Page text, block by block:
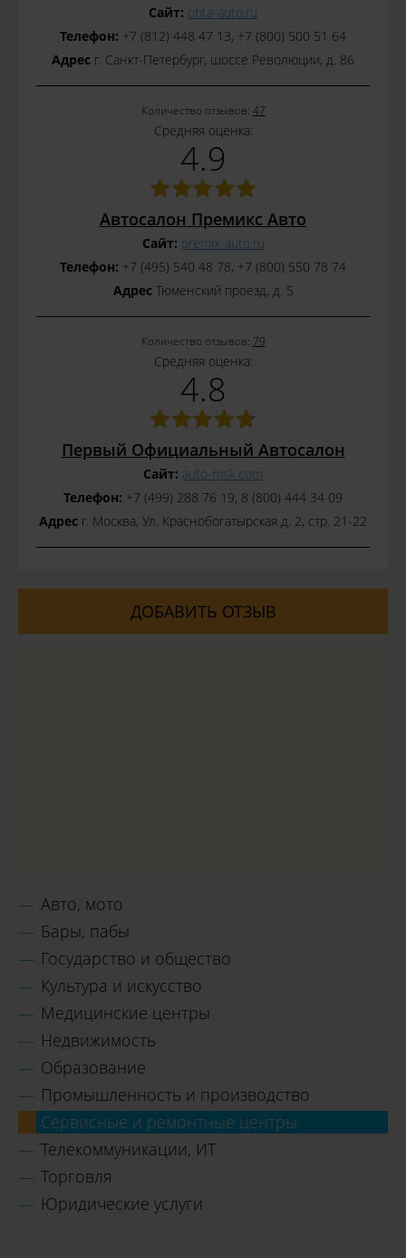
Сайт: ohta-auto.ru
Телефон: +7 (812) 448 47 13, +7 (800) 500 51 64
Адрес г. Санкт-Петербург, шоссе Революции, д. 86
Количество отзывов: 47
Средняя оценка:
4.9
Автосалон Премикс Авто
Сайт: premix-auto.ru
Телефон: +7 (495) 540 48 78, +7 (800) 550 78 74
АдресТюменский проезд, д. 5
Количество отзывов: 79
Средняя оценка:
4.8
Первый Официальный Автосалон
Сайт: auto-msk.com
Телефон: +7 (499) 288 76 19, 8 (800) 444 34 09
Адрес г. Москва, Ул. Краснобогатырская д. 2, стр. 21-22
ДОБАВИТЬ ОТЗЫВ
Авто, мото
Бары, пабы
Государство и общество
Культура и искусство
Медицинские центры
Недвижимость
Образование
Промышленность и производство
Сервисные и ремонтные центры
Телекоммуникации, ИТ
Торговля
Юридические услуги